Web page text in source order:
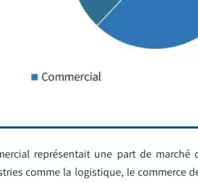
représentait une part de
comme la logistique, le commerce